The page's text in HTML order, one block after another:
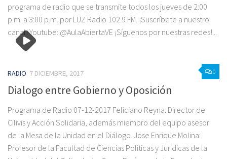
programa de radio que se transmite todos los jueves de 2:00
p.m. a 3:00 p.m. por LUZ Radio 102.9 FM. ¡Suscríbete a nuestro
canal! Youtube: @AulaAbiertaVE ¡Síguenos por nuestras redes!...
0
RADIO 7 DICIEMBRE, 2017
Dialogo entre Gobierno y Oposición
Programa de Radio 07-12-2017 Feliciano Reyna: Director de
Cilivis y Acción Solidaria, además miembro del equipo asesor
de la Mesa de la Unidad en el Diálogo. Jose Enrique Molina: ‎
Profesor de la Facultad de Ciencias Políticas y Jurídicas de la